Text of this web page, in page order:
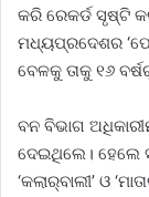
କରି ରେକର୍ଡ ସୃଷ୍ଟି
ମଧ୍ୟପ୍ରଦେଶର
ବେଳକୁ ତାକୁ ୧୬
ବନ ବିଭାଗ
ଦେଇଥିଲେ। ହେଲେ
‘କଲାର୍‌ବାଲୀ’ ଓ